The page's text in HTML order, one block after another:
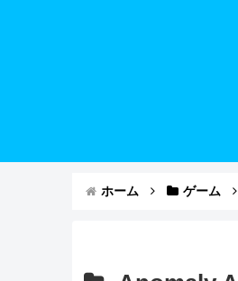
ホーム ゲーム